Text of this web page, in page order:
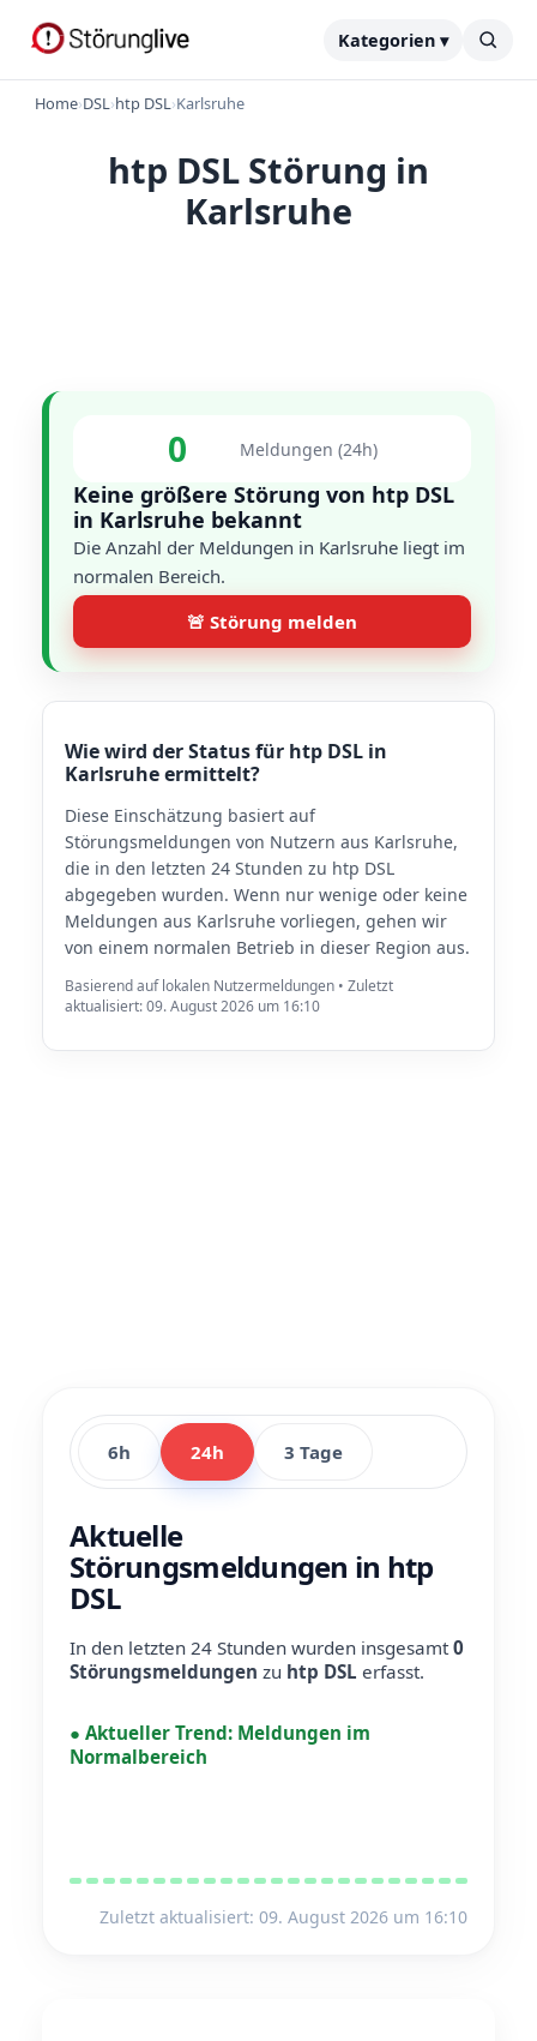
Kategorien ▾
Home›DSL›htp DSL›Karlsruhe
htp DSL Störung in
Karlsruhe
0 Meldungen (24h)
Keine größere Störung von htp DSL
in Karlsruhe bekannt
Die Anzahl der Meldungen in Karlsruhe liegt im
normalen Bereich.
🚨 Störung melden
Wie wird der Status für htp DSL in
Karlsruhe ermittelt?
Diese Einschätzung basiert auf
Störungsmeldungen von Nutzern aus Karlsruhe,
die in den letzten 24 Stunden zu htp DSL
abgegeben wurden. Wenn nur wenige oder keine
Meldungen aus Karlsruhe vorliegen, gehen wir
von einem normalen Betrieb in dieser Region aus.
Basierend auf lokalen Nutzermeldungen • Zuletzt
aktualisiert: 09. August 2026 um 16:10
6h 24h 3 Tage
Aktuelle
Störungsmeldungen in htp
DSL
In den letzten 24 Stunden wurden insgesamt0
Störungsmeldungen zu htp DSL erfasst.
● Aktueller Trend: Meldungen im
Normalbereich
Zuletzt aktualisiert: 09. August 2026 um 16:10